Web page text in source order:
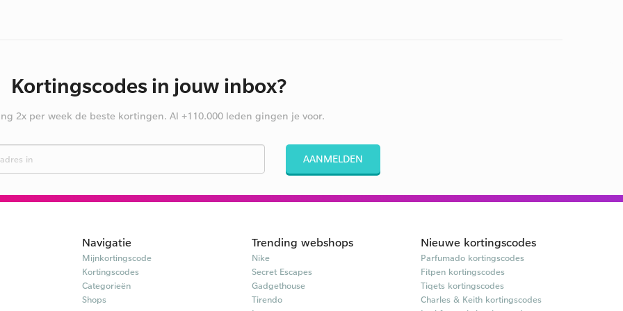
Kortingscodes in jouw inbox?
2x per week de beste kortingen. Al +110.000 leden gingen je voor.
AANMELDEN
Navigatie
Mijnkortingscode
Kortingscodes
Categorieën
Shops
Trending webshops
Nike
Secret Escapes
Gadgethouse
Tirendo
Nieuwe kortingscodes
Parfumado kortingscodes
Fitpen kortingscodes
Tiqets kortingscodes
Charles & Keith kortingscodes